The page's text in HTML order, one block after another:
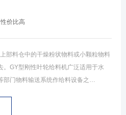
价比高
料仓中的干燥粉状物料或小颗粒物料
。GY型刚性叶轮给料机广泛适用于水
门物料输送系统作给料设备之
刚性联接，从而带动主轴和叶轮旋转。